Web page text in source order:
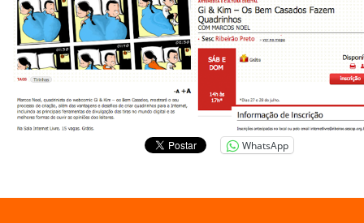
WhatsApp